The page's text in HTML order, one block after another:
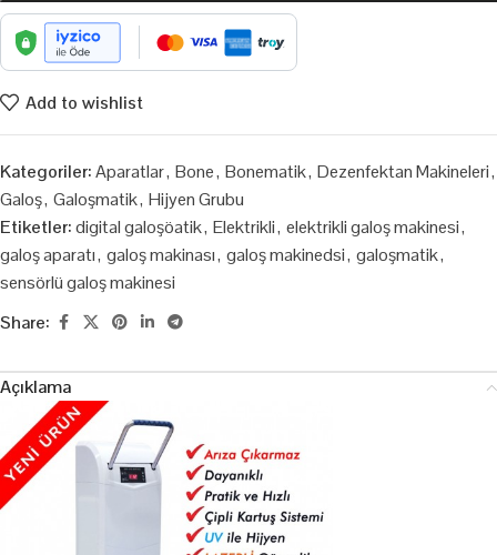
Add to wishlist
Kategoriler:Aparatlar, Bone, Bonematik, Dezenfektan Makineleri,
Galoş, Galoşmatik, Hijyen Grubu
Etiketler:digital galoşöatik, Elektrikli, elektrikli galoş makinesi,
galoş aparatı, galoş makinası, galoş makinedsi, galoşmatik,
sensörlü galoş makinesi
Share:
Açıklama